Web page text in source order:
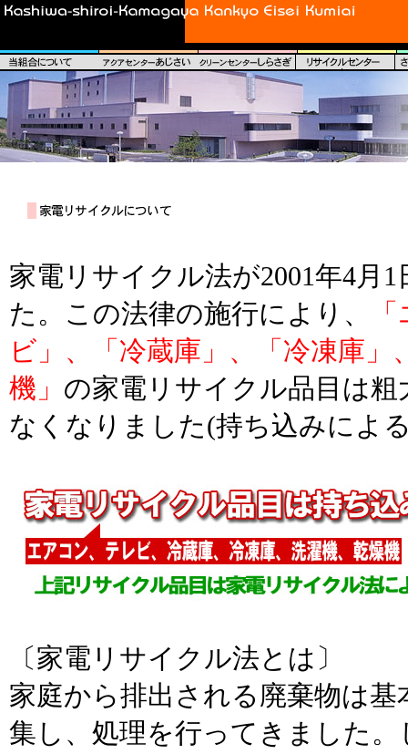
家電リサイクル法が2001年4月
た。この法律の施行により、
ビ」、「冷蔵庫」、「冷凍庫」
機」 の家電リサイクル品目は
なくなりました(持ち込みによ
〔家電リサイクル法とは〕
家庭から排出される廃棄物は
集し、処理を行ってきました